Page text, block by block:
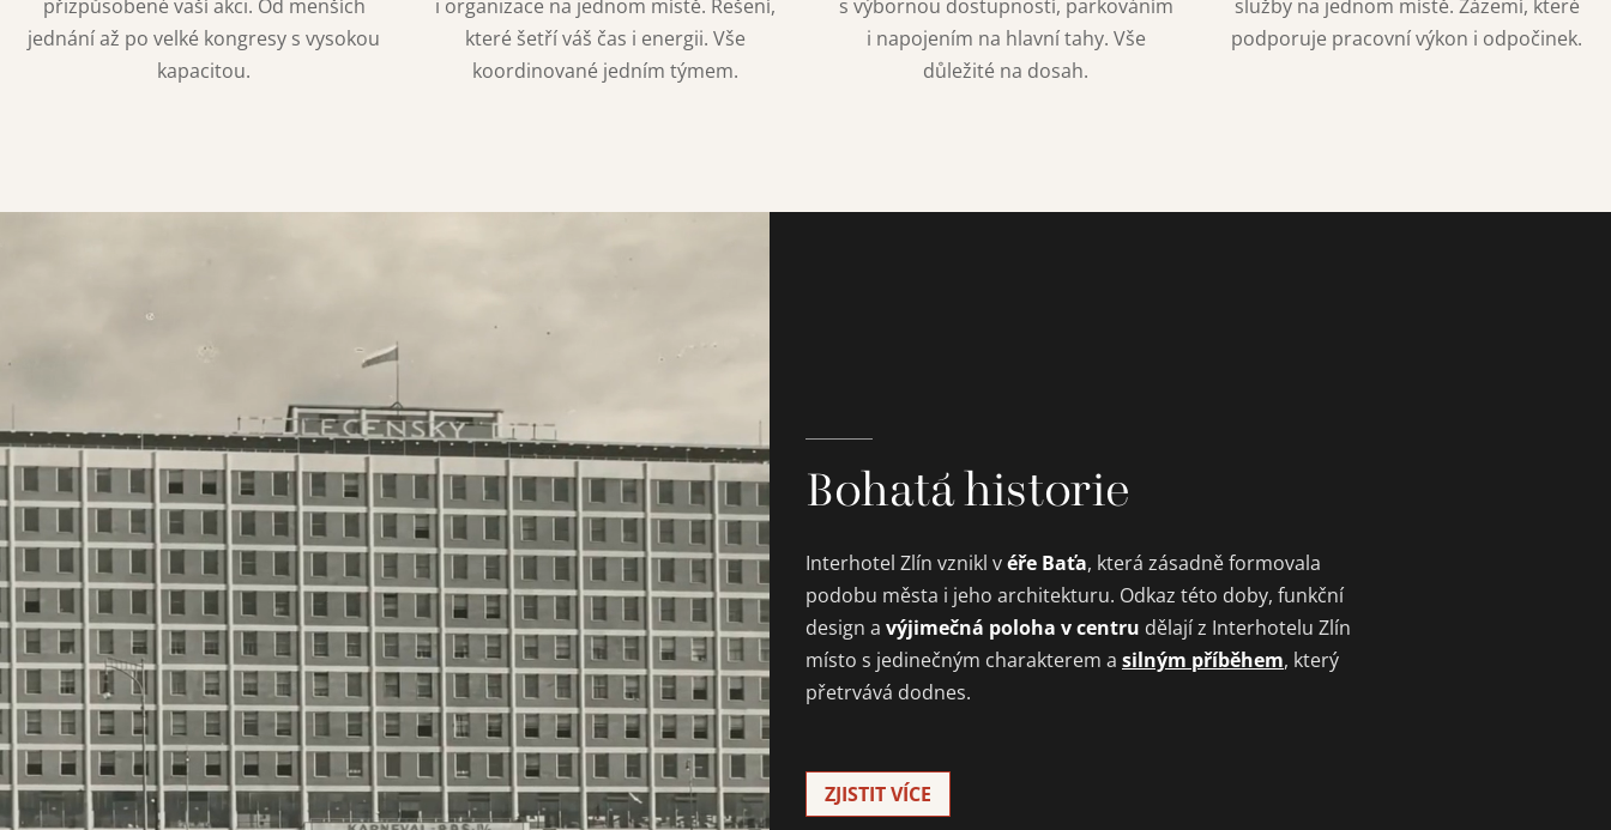
přizpůsobené vaší akci. Od menších
jednání až po velké kongresy s vysokou
kapacitou.
i organizace na jednom místě. Řešení,
které šetří váš čas i energii. Vše
koordinované jedním týmem.
s výbornou dostupností, parkováním
i napojením na hlavní tahy. Vše
důležité na dosah.
služby na jednom místě. Zázemí, které
podporuje pracovní výkon i odpočinek.
Bohatá historie
Interhotel Zlín vznikl véře Baťa, která zásadně formovala
podobu města i jeho architekturu. Odkaz této doby, funkční
design a výjimečná poloha v centru dělají z Interhotelu Zlín
místo s jedinečným charakterem a silným příběhem, který
přetrvává dodnes.
ZJISTIT VÍCE